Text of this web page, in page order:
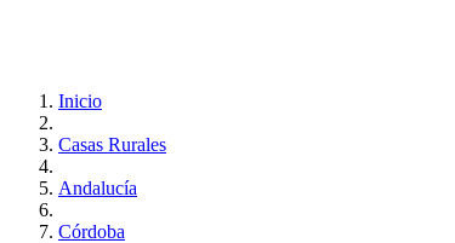
Inicio
Casas Rurales
Andalucía
Córdoba